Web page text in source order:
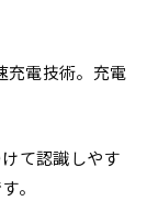
充電技術。充電
て認識しやす
。